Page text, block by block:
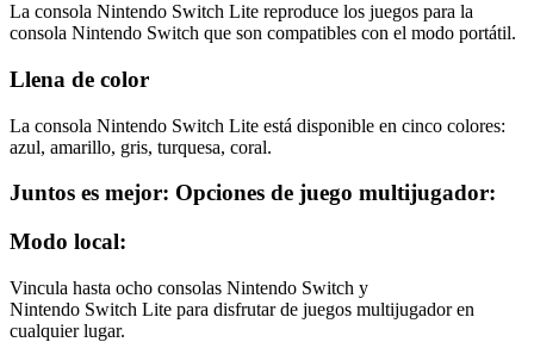
La consola Nintendo Switch Lite reproduce los juegos para la
consola Nintendo Switch que son compatibles con el modo portátil.
Llena de color
La consola Nintendo Switch Lite está disponible en cinco colores:
azul, amarillo, gris, turquesa, coral.
Juntos es mejor: Opciones de juego multijugador:
Modo local:
Vincula hasta ocho consolas Nintendo Switch y
Nintendo Switch Lite para disfrutar de juegos multijugador en
cualquier lugar.